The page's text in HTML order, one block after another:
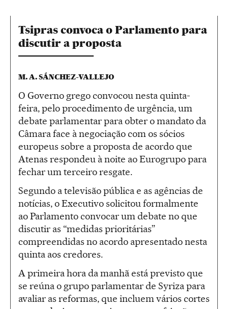
Tsipras convoca o Parlamento para
discutir a proposta
M. A. SÁNCHEZ-VALLEJO
O Governo grego convocou nesta quinta-
feira, pelo procedimento de urgência, um
debate parlamentar para obter o mandato da
Câmara face à negociação com os sócios
europeus sobre a proposta de acordo que
Atenas respondeu à noite ao Eurogrupo para
fechar um terceiro resgate.
Segundo a televisão pública e as agências de
notícias, o Executivo solicitou formalmente
ao Parlamento convocar um debate no que
discutir as “medidas prioritárias”
compreendidas no acordo apresentado nesta
quinta aos credores.
A primeira hora da manhã está previsto que
se reúna o grupo parlamentar de Syriza para
avaliar as reformas, que incluem vários cortes